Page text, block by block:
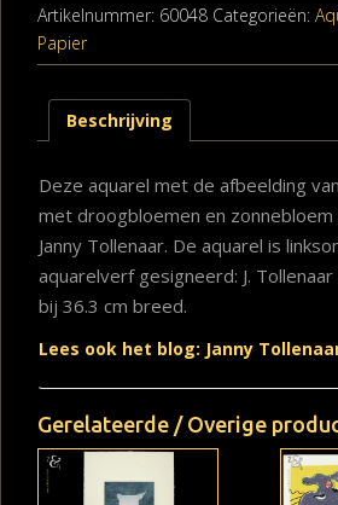
Artikelnummer: 60048 Categorieën:
Papier
Beschrijving
Deze aquarel met de afbeelding
met droogbloemen en
Janny Tollenaar. De aquarel is
aquarelverf gesigneerd: J.
bij 36.3 cm breed.
Lees ook het blog: Janny
Gerelateerde / Overige